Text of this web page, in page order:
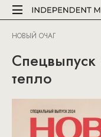
НОВЫЙ ОЧАГ
Спецвыпуск
тепло